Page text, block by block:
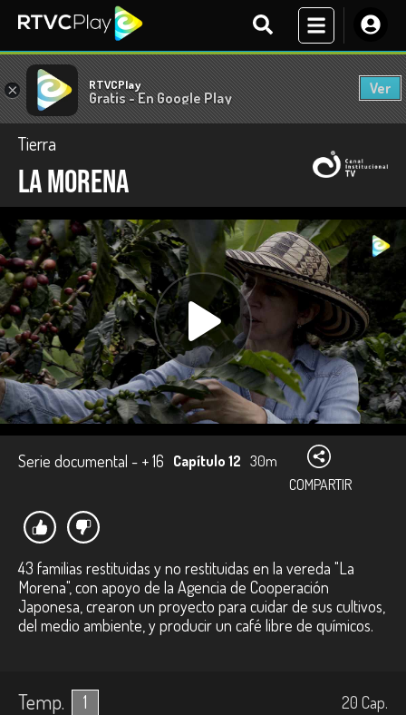
× RTVCPlay
Gratis - En Google Play
Ver
Tierra
La Morena
Serie documental - + 16 Capítulo 12 30m
COMPARTIR
43 familias restituidas y no restituidas en la vereda "La
Morena", con apoyo de la Agencia de Cooperación
Japonesa, crearon un proyecto para cuidar de sus cultivos,
del medio ambiente, y producir un café libre de químicos.
Temp. 1 20 Cap.